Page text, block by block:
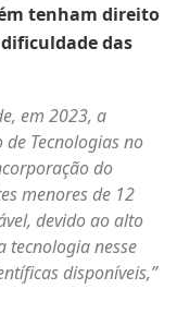
tenham direito
das
em 2023, a
Tecnologias no
do
menores de 12
devido ao alto
tecnologia nesse
disponíveis,”